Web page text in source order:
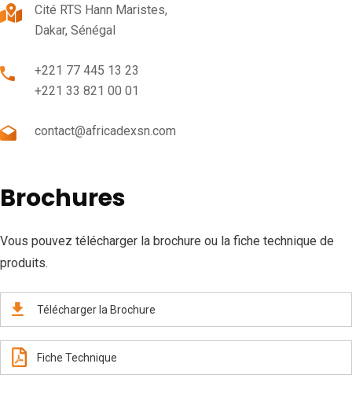
Cité RTS Hann Maristes,
Dakar, Sénégal
+221 77 445 13 23
+221 33 821 00 01
contact@africadexsn.com
Brochures
Vous pouvez télécharger la brochure ou la fiche technique de
produits.
Télécharger la Brochure
Fiche Technique